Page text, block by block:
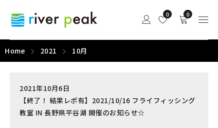
0
0
Home 2021 10月
2021年10月6日
【終了！ 結果レポ有】2021/10/16 フライフィッシング
教室 IN 長野県平谷湖 開催のお知らせ☆